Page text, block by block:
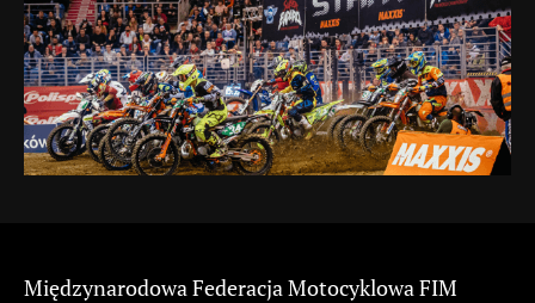
Międzynarodowa Federacja Motocyklowa FIM